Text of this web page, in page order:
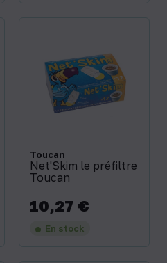
Toucan
Net'Skim le préfiltre
Toucan
Prix
10,27 €
En stock